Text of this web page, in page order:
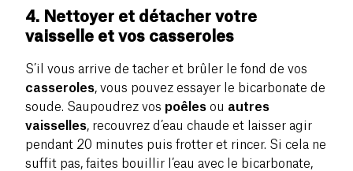
4. Nettoyer et détacher votre
vaisselle et vos casseroles
S’il vous arrive de tacher et brûler le fond de vos
casseroles, vous pouvez essayer le bicarbonate de
soude. Saupoudrez vos poêles ou autres
vaisselles, recouvrez d’eau chaude et laisser agir
pendant 20 minutes puis frotter et rincer. Si cela ne
suffit pas, faites bouillir l’eau avec le bicarbonate,